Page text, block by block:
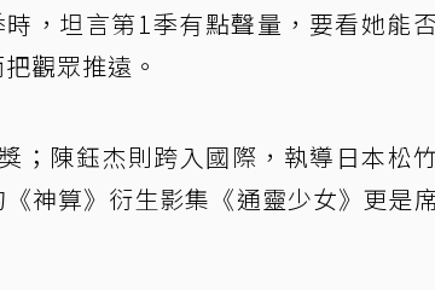
，坦言第1季有點聲量，要看她能
觀眾推遠。
；陳鈺杰則跨入國際，執導日本松
神算》衍生影集《通靈少女》更是